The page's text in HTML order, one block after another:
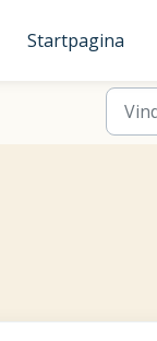
Startpagina